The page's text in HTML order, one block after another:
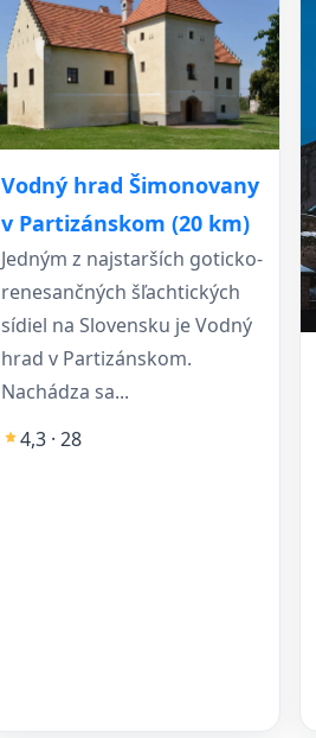
Vodný hrad Šimonovany
v Partizánskom (20 km)
Jedným z najstarších goticko-
renesančných šľachtických
sídiel na Slovensku je Vodný
hrad v Partizánskom.
Nachádza sa...
4,3 · 28